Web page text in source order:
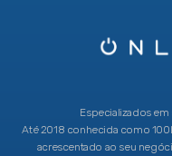
Especializados em
Até 2018 conhecida como
acrescentado ao seu